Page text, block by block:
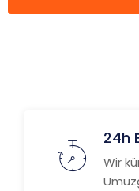
24h
Wir